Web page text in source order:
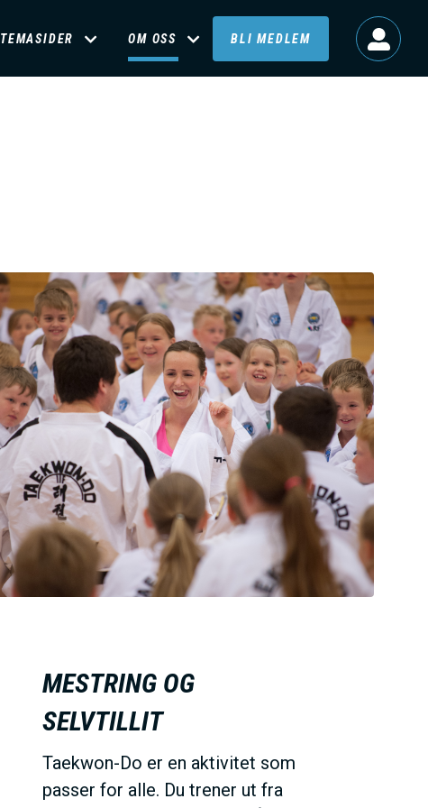
TEMASIDER OM OSS BLI MEDLEM
MESTRING OG
SELVTILLIT
Taekwon-Do er en aktivitet som
passer for alle. Du trener ut fra